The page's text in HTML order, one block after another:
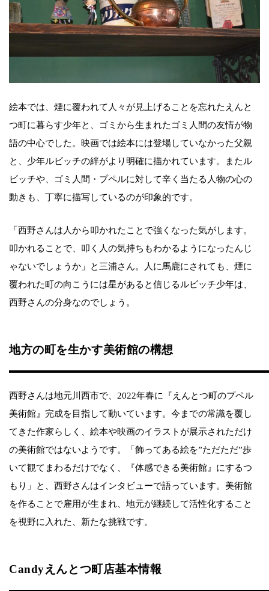
絵本では、煙に覆われて人々が見上げることを忘れたえんと
つ町に暮らす少年と、ゴミから生まれたゴミ人間の友情が物
語の中心でした。映画では絵本には登場していなかった父親
と、少年ルビッチの絆がより明確に描かれています。またル
ビッチや、ゴミ人間・プペルに対して辛く当たる人物の心の
動きも、丁寧に描写しているのが印象的です。
「西野さんは人から叩かれたことで強くなった気がします。
叩かれることで、叩く人の気持ちもわかるようになったんじ
ゃないでしょうか」と三浦さん。人に馬鹿にされても、煙に
覆われた町の向こうには星があると信じるルビッチ少年は、
西野さんの分身なのでしょう。
地方の町を生かす美術館の構想
西野さんは地元川西市で、2022年春に『えんとつ町のプペル
美術館』完成を目指して動いています。今までの常識を覆し
てきた作家らしく、絵本や映画のイラストが展示されただけ
の美術館ではないようです。「飾ってある絵を”ただただ”歩
いて観てまわるだけでなく、『体感できる美術館』にするつ
もり」と、西野さんはインタビューで語っています。美術館
を作ることで雇用が生まれ、地元が継続して活性化すること
を視野に入れた、新たな挑戦です。
Candyえんとつ町店基本情報